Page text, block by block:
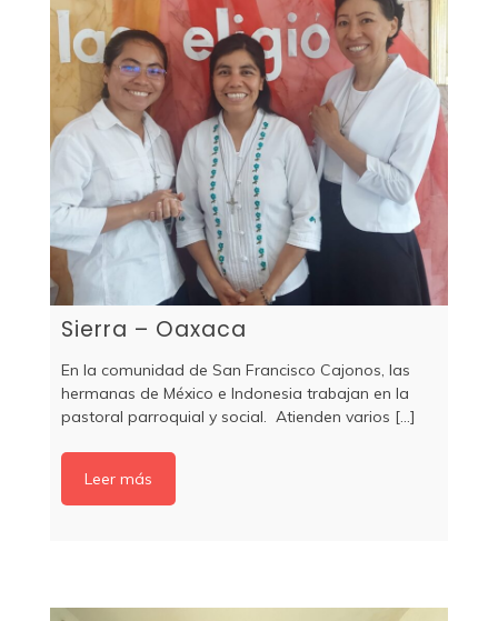
Sierra – Oaxaca
En la comunidad de San Francisco Cajonos, las
hermanas de México e Indonesia trabajan en la
pastoral parroquial y social. Atienden varios [...]
Leer más